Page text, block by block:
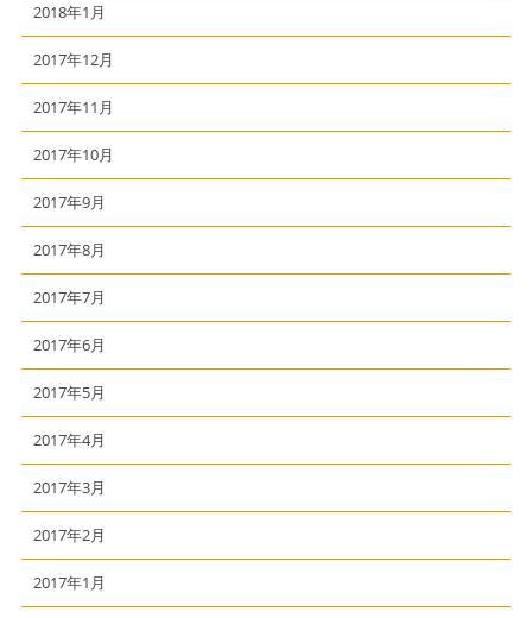
2018年1月
2017年12月
2017年11月
2017年10月
2017年9月
2017年8月
2017年7月
2017年6月
2017年5月
2017年4月
2017年3月
2017年2月
2017年1月